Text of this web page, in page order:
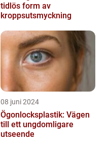
tidlös form av
kroppsutsmyckning
08 juni 2024
Ögonlocksplastik: Vägen
till ett ungdomligare
utseende